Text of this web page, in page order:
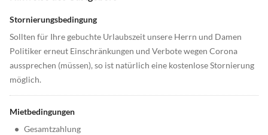
Stornierungsbedingung
Sollten für Ihre gebuchte Urlaubszeit unsere Herrn und Damen
Politiker erneut Einschränkungen und Verbote wegen Corona
aussprechen (müssen), so ist natürlich eine kostenlose Stornierung
möglich.
Mietbedingungen
• Gesamtzahlung